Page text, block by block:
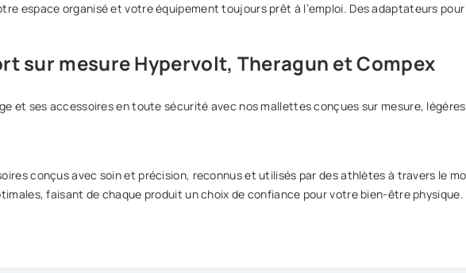
espace organisé et votre équipement toujours prêt à l’emploi. Des adaptateurs
sur mesure Hypervolt, Theragun et Compex
et ses accessoires en toute sécurité avec nos mallettes conçues sur mesure,
conçus avec soin et précision, reconnus et utilisés par des athlètes à travers le
faisant de chaque produit un choix de confiance pour votre bien-être physique.